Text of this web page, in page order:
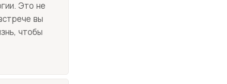
Это не
вы
чтобы